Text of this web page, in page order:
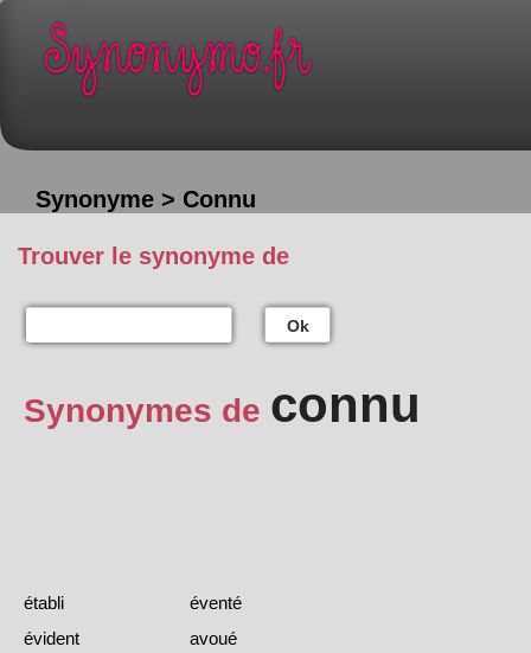
Synonyme > Connu
Trouver le synonyme de
Ok
Synonymes de connu
établi
éventé
évident
avoué